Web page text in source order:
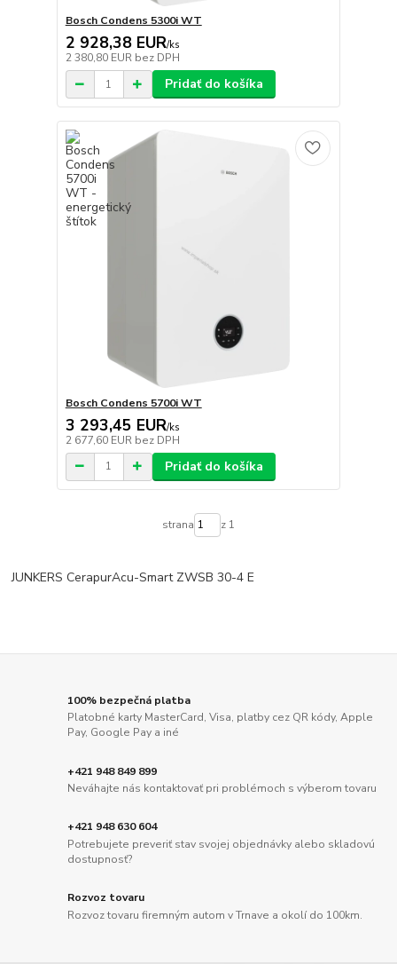
Bosch Condens 5300i WT
2 928,38 EUR/ks
2 380,80 EUR bez DPH
Pridať do košíka
Bosch Condens 5700i WT
3 293,45 EUR/ks
2 677,60 EUR bez DPH
Pridať do košíka
strana z 1
JUNKERS CerapurAcu-Smart ZWSB 30-4 E
100% bezpečná platba
Platobné karty MasterCard, Visa, platby cez QR kódy, Apple
Pay, Google Pay a iné
+421 948 849 899
Neváhajte nás kontaktovať pri problémoch s výberom tovaru
+421 948 630 604
Potrebujete preveriť stav svojej objednávky alebo skladovú
dostupnosť?
Rozvoz tovaru
Rozvoz tovaru firemným autom v Trnave a okolí do 100km.